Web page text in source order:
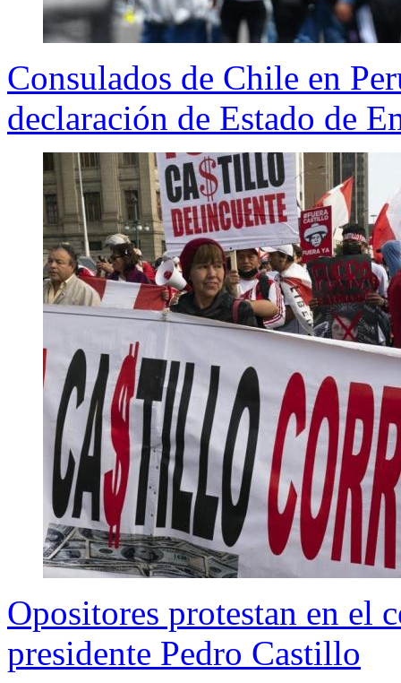
Consulados de Chile en
declaración de Estado de
Opositores protestan en el
presidente Pedro Castillo